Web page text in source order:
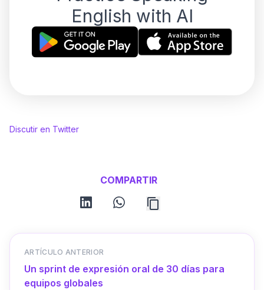
English with AI
Discutir en Twitter
COMPARTIR
linkedin whatsapp
ARTÍCULO ANTERIOR
Un sprint de expresión oral de 30 días para
equipos globales